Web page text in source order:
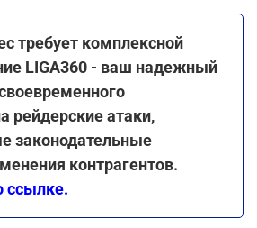
требует комплексной
LIGA360 - ваш надежный
рейдерские атаки,
законодательные
контрагентов.
ссылке.